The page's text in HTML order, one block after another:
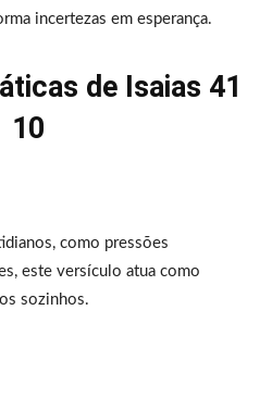
incertezas em esperança.
de Isaias 41
10
como pressões
este versículo atua como
sozinhos.